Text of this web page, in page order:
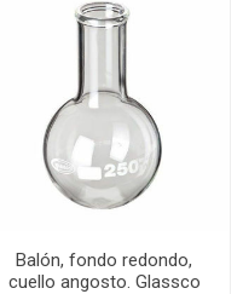
Balón, fondo redondo,
cuello angosto. Glassco